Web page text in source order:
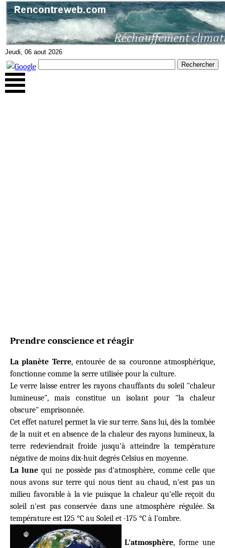
Jeudi, 06 aout 2026
Prendre conscience et réagir
La planète Terre, entourée de sa couronne atmosphérique,
fonctionne comme la serre utilisée pour la culture.
Le verre laisse entrer les rayons chauffants du soleil "chaleur
lumineuse", mais constitue un isolant pour "la chaleur
obscure" emprisonnée.
Cet effet naturel permet la vie sur terre. Sans lui, dès la tombée
de la nuit et en absence de la chaleur des rayons lumineux, la
terre redeviendrait froide jusqu'à atteindre la température
négative de moins dix-huit degrés Celsius en moyenne.
La lune qui ne possède pas d'atmosphère, comme celle que
nous avons sur terre qui nous tient au chaud, n'est pas un
milieu favorable à la vie puisque la chaleur qu'elle reçoit du
soleil n'est pas conservée dans une atmosphère régulée. Sa
température est 125 °C au Soleil et -175 °C à l'ombre.
L'atmosphère, forme une